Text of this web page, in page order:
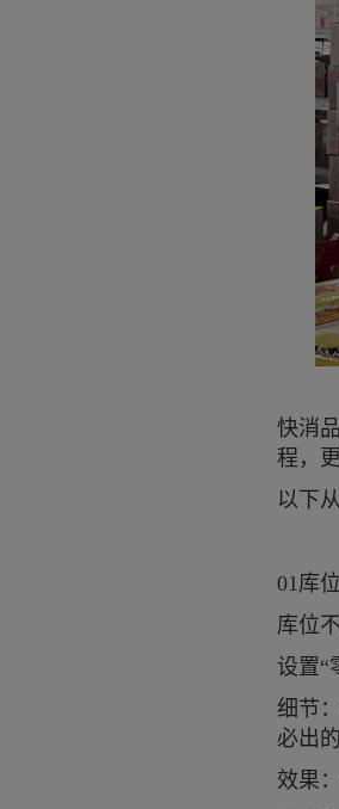
快消
程，
以下
01库
库位
设置“
细节
必出
效果